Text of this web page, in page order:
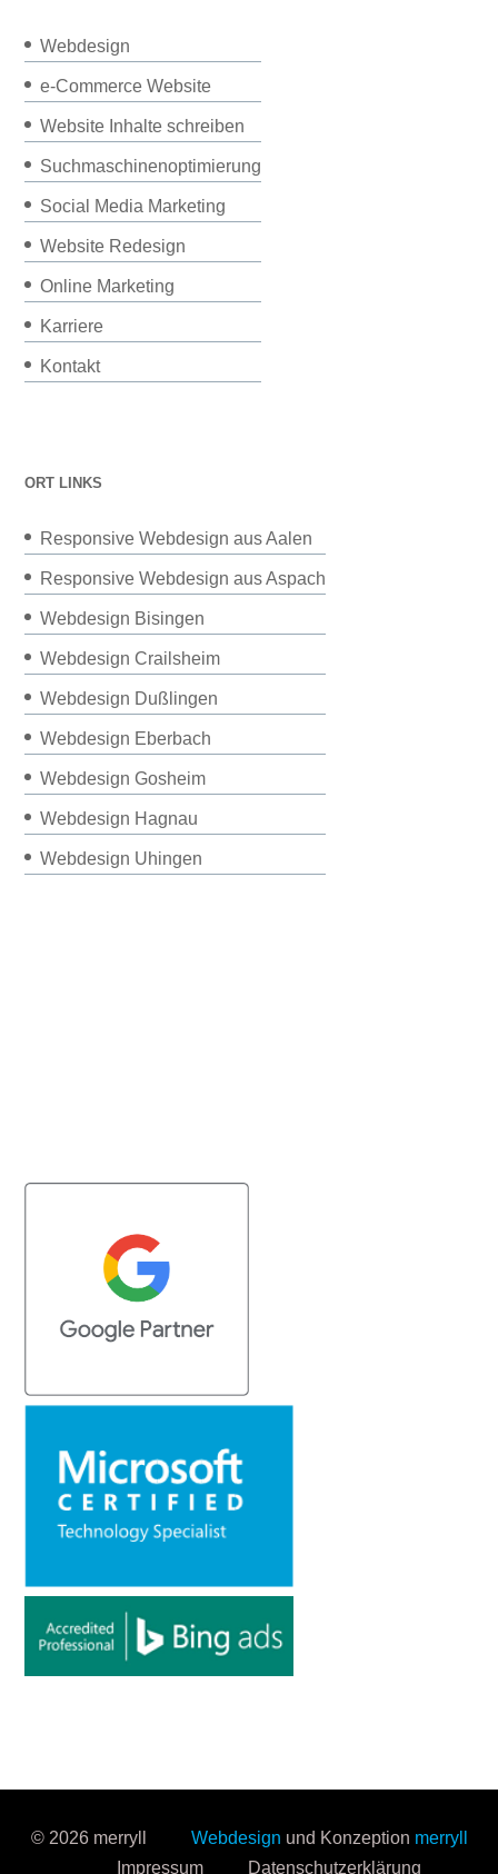
Webdesign
e-Commerce Website
Website Inhalte schreiben
Suchmaschinenoptimierung
Social Media Marketing
Website Redesign
Online Marketing
Karriere
Kontakt
ORT LINKS
Responsive Webdesign aus Aalen
Responsive Webdesign aus Aspach
Webdesign Bisingen
Webdesign Crailsheim
Webdesign Dußlingen
Webdesign Eberbach
Webdesign Gosheim
Webdesign Hagnau
Webdesign Uhingen
© 2026 merryll Webdesign und Konzeption merryll
Impressum
Datenschutzerklärung